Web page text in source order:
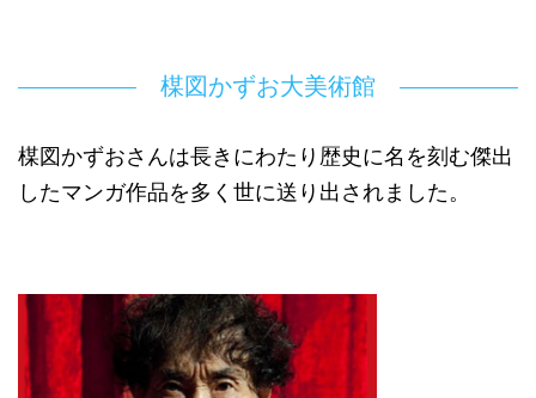
楳図かずお大美術館
楳図かずおさんは長きにわたり歴史に名を刻む傑出
したマンガ作品を多く世に送り出されました。